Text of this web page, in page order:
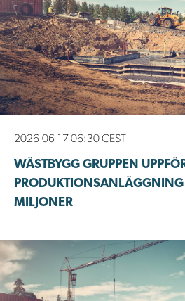
2026-06-17 06:30 CEST
WÄSTBYGG GRUPPEN
MILJONER